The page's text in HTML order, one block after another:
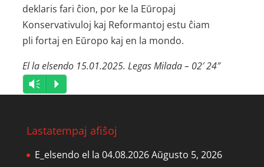
deklaris fari ĉion, por ke la Eŭropaj
Konservativuloj kaj Reformantoj estu ĉiam
pli fortaj en Eŭropo kaj en la mondo.
El la elsendo 15.01.2025. Legas Milada – 02′ 24″
Audio
Player
Vm P
Lastatempaj afiŝoj
E_elsendo el la 04.08.2026Aŭgusto 5, 2026